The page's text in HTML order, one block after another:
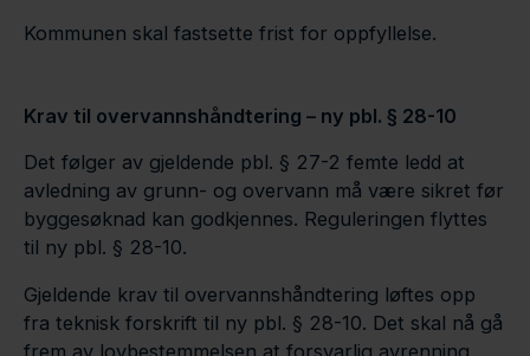
Kommunen skal fastsette frist for oppfyllelse.
Krav til overvannshåndtering – ny pbl. § 28-10
Det følger av gjeldende pbl. § 27-2 femte ledd at
avledning av grunn- og overvann må være sikret før
byggesøknad kan godkjennes. Reguleringen flyttes
til ny pbl. § 28-10.
Gjeldende krav til overvannshåndtering løftes opp
fra teknisk forskrift til ny pbl. § 28-10. Det skal nå gå